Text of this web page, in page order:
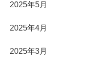
2025年5月
2025年4月
2025年3月